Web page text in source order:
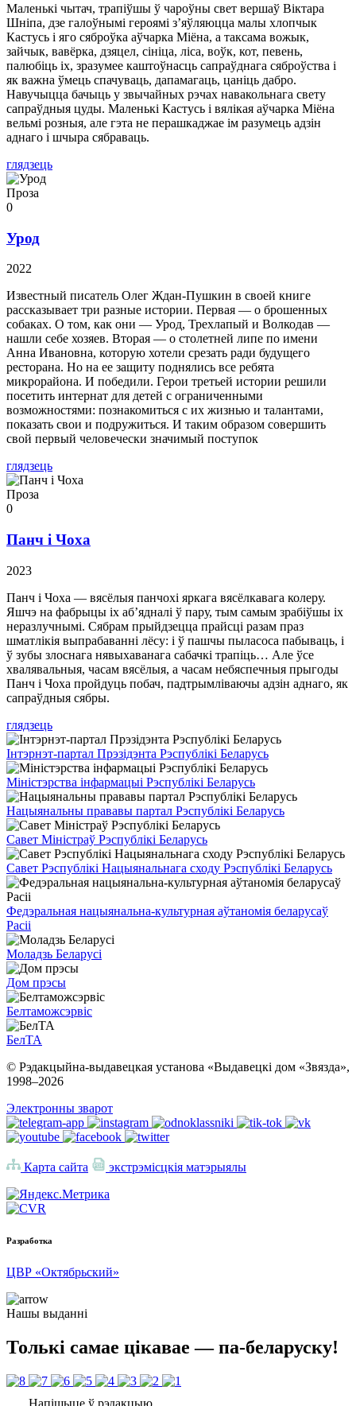
Маленькі чытач, трапіўшы ў чароўны свет вершаў Віктара
Шніпа, дзе галоўнымі героямі з’яўляюцца малы хлопчык
Кастусь і яго сяброўка аўчарка Міёна, а таксама вожык,
зайчык, вавёрка, дзяцел, сініца, ліса, воўк, кот, певень,
палюбіць іх, зразумее каштоўнасць сапраўднага сяброўства і
як важна ўмець спачуваць, дапамагаць, цаніць дабро.
Навучыцца бачыць у звычайных рэчах навакольнага свету
сапраўдныя цуды. Маленькі Кастусь і вялікая аўчарка Міёна
вельмі розныя, але гэта не перашкаджае ім разумець адзін
аднаго і шчыра сябраваць.
глядзець
Проза
0
Урод
2022
Известный писатель Олег Ждан-Пушкин в своей книге
рассказывает три разные истории. Первая — о брошенных
собаках. О том, как они — Урод, Трехлапый и Волкодав —
нашли себе хозяев. Вторая — о столетней липе по имени
Анна Ивановна, которую хотели срезать ради будущего
ресторана. Но на ее защиту поднялись все ребята
микрорайона. И победили. Герои третьей истории решили
посетить интернат для детей с ограниченными
возможностями: познакомиться с их жизнью и талантами,
показать свои и подружиться. И таким образом совершить
свой первый человечески значимый поступок
глядзець
Проза
0
Панч і Чоха
2023
Панч і Чоха — вясёлыя панчохі яркага вясёлкавага колеру.
Яшчэ на фабрыцы іх аб’ядналі ў пару, тым самым зрабіўшы іх
неразлучнымі. Сябрам прыйдзецца прайсці разам праз
шматлікія выпрабаванні лёсу: і ў пашчы пыласоса пабываць, і
ў зубы злоснага нявыхаванага сабачкі трапіць… Але ўсе
хвалявальныя, часам вясёлыя, а часам небяспечныя прыгоды
Панч і Чоха пройдуць побач, падтрымліваючы адзін аднаго, як
сапраўдныя сябры.
глядзець
Інтэрнэт-партал Прэзідэнта Рэспублікі Беларусь
Міністэрства інфармацыі Рэспублікі Беларусь
Нацыянальны прававы партал Рэспублікі Беларусь
Савет Міністраў Рэспублікі Беларусь
Савет Рэспублікі Нацыянальнага сходу Рэспублікі Беларусь
Федэральная нацыянальна-культурная аўтаномія беларусаў
Расіі
Моладзь Беларусі
Дом прэсы
Белтаможсэрвіс
БелТА
© Рэдакцыйна-выдавецкая установа «Выдавецкі дом «Звязда»,
1998–2026
Электронны зварот
Карта сайта экстрэмісцкія матэрыялы
Разработка
ЦВР «Октябрьский»
Нашы выданні
Толькі самае цікавае — па-беларуску!
Напішыце ў рэдакцыю